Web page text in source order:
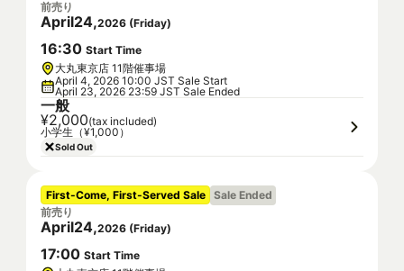
前売り
April24,2026 (Friday)
16:30 Start Time
大丸東京店 11階催事場
April 4, 2026 10:00 JST Sale Start
April 23, 2026 23:59 JST Sale Ended
一般
¥2,000(tax included)
小学生（¥1,000）
Sold Out
First-Come, First-Served Sale Sale Ended
前売り
April24,2026 (Friday)
17:00 Start Time